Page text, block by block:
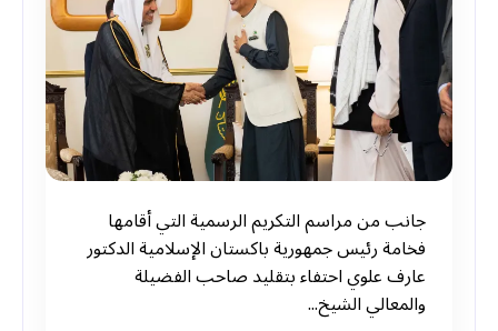
جانب من مراسم التكريم الرسمية التي أقامها
فخامة رئيس جمهورية باكستان الإسلامية الدكتور
عارف علوي احتفاء بتقليد صاحب الفضيلة
والمعالي الشيخ...